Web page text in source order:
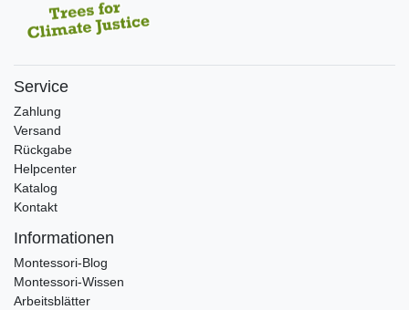
Service
Zahlung
Versand
Rückgabe
Helpcenter
Katalog
Kontakt
Informationen
Montessori-Blog
Montessori-Wissen
Arbeitsblätter